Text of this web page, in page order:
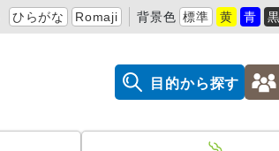
ひらがな Romaji 背景色 標準 黄 青 黒
目的から探す